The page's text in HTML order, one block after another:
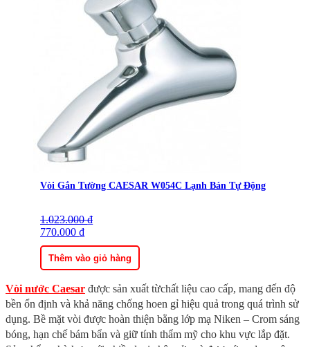
Vòi Gắn Tường CAESAR W054C Lạnh Bán Tự Động
1.023.000₫
Giá
gốc
là:
1.023.000 ₫.
770.000 ₫
Giá
hiện
tại
là:
770.000 ₫.
Thêm vào giỏ hàng
Vòi nước Caesar được sản xuất từchất liệu cao cấp, mang đến độ
bền ổn định và khả năng chống hoen gỉ hiệu quả trong quá trình sử
dụng. Bề mặt vòi được hoàn thiện bằng lớp mạ Niken – Crom sáng
bóng, hạn chế bám bẩn và giữ tính thẩm mỹ cho khu vực lắp đặt.